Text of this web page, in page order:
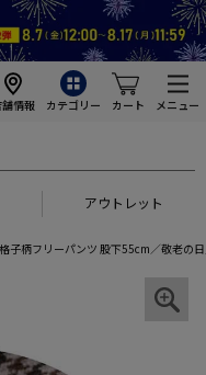
情報 カテゴリー カート メニュー
アウトレット
子柄フリーパンツ 股下55cm／敬老